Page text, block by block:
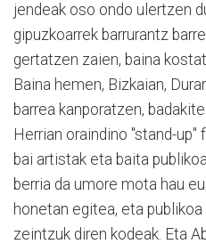
jendeak oso ondo ulertzen
gipuzkoarrek barrurantz
gertatzen zaien, baina
Baina hemen, Bizkaian,
barrea kanporatzen,
Herrian oraindino "stand-
bai artistak eta baita
berria da umore mota hau
honetan egitea, eta
zeintzuk diren kodeak. Eta